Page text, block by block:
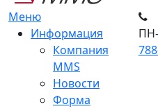
Меню
Информация
Компания
MMS
Новости
Форма